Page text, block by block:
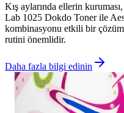
Kış aylarında ellerin
Lab 1025 Dokdo Toner ile
kombinasyonu etkili bir
rutini önemlidir.
Daha fazla bilgi edinin